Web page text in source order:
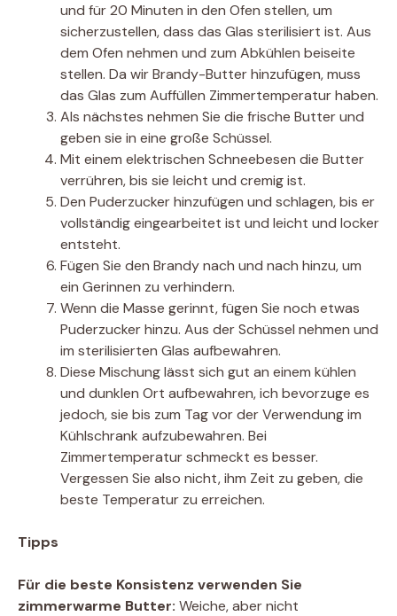
und für 20 Minuten in den Ofen stellen, um
sicherzustellen, dass das Glas sterilisiert ist. Aus
dem Ofen nehmen und zum Abkühlen beiseite
stellen. Da wir Brandy-Butter hinzufügen, muss
das Glas zum Auffüllen Zimmertemperatur haben.
Als nächstes nehmen Sie die frische Butter und
geben sie in eine große Schüssel.
Mit einem elektrischen Schneebesen die Butter
verrühren, bis sie leicht und cremig ist.
Den Puderzucker hinzufügen und schlagen, bis er
vollständig eingearbeitet ist und leicht und locker
entsteht.
Fügen Sie den Brandy nach und nach hinzu, um
ein Gerinnen zu verhindern.
Wenn die Masse gerinnt, fügen Sie noch etwas
Puderzucker hinzu. Aus der Schüssel nehmen und
im sterilisierten Glas aufbewahren.
Diese Mischung lässt sich gut an einem kühlen
und dunklen Ort aufbewahren, ich bevorzuge es
jedoch, sie bis zum Tag vor der Verwendung im
Kühlschrank aufzubewahren. Bei
Zimmertemperatur schmeckt es besser.
Vergessen Sie also nicht, ihm Zeit zu geben, die
beste Temperatur zu erreichen.
Tipps
Für die beste Konsistenz verwenden Sie
zimmerwarme Butter: Weiche, aber nicht